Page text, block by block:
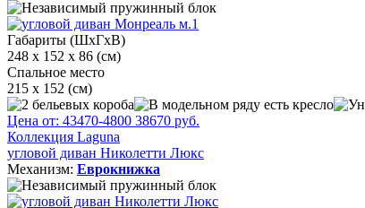
Габариты (ШхГхВ)
248 х 152 х 86 (см)
Спальное место
215 x 152 (см)
Цена от: 43470-4800 38670 руб.
Коллекция Laguna
угловой диван Николетти Люкс
Механизм: Еврокнижка